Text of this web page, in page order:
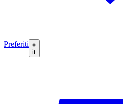
Preferiti
it